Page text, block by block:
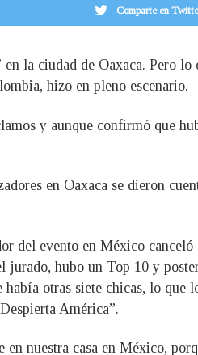
Comparte en
la ciudad de Oaxaca. Pero lo
hizo en pleno escenario.
y aunque confirmó que
en Oaxaca se dieron
del evento en México
jurado, hubo un Top 10 y
otras siete chicas, lo
América”.
nuestra casa en México,